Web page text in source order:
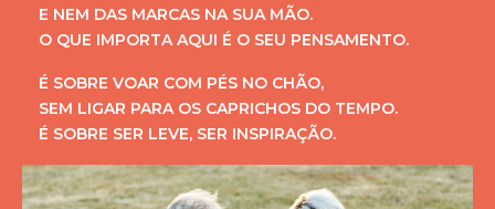
E NEM DAS MARCAS NA SUA MÃO.
O QUE IMPORTA AQUI É O SEU PENSAMENTO.
É SOBRE VOAR COM PÉS NO CHÃO,
SEM LIGAR PARA OS CAPRICHOS DO TEMPO.
É SOBRE SER LEVE, SER INSPIRAÇÃO.